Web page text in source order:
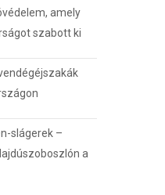
amely
szabott ki
slágerek –
a